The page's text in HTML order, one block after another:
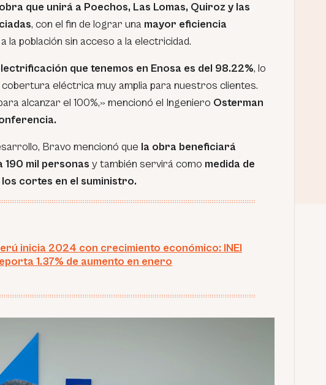
que unirá a Poechos, Las Lomas, Quiroz y las
, con el fin de lograr una mayor eficiencia
la población sin acceso a la electricidad.
que tenemos en Enosa es del 98.22%, lo
eléctrica muy amplia para nuestros clientes.
alcanzar el 100%,» mencionó el Ingeniero Osterman
Bravo mencionó que la obra beneficiará
190 mil personas y también servirá como medida de
cortes en el suministro.
inicia 2024 con crecimiento económico: INEI
1.37% de aumento en enero